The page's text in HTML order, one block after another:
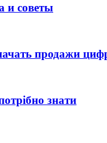
и советы
продажи
знати